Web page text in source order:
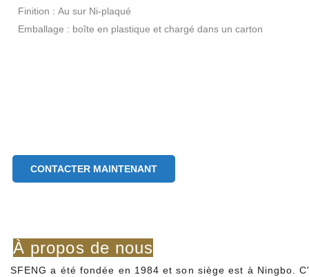
Finition : Au sur Ni-plaqué
Emballage : boîte en plastique et chargé dans un carton
CONTACTER MAINTENANT
À propos de nous
SFENG a été fondée en 1984 et son siège est à Ningbo.